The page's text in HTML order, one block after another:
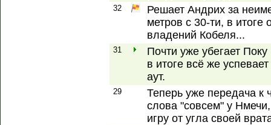
32
Решает Андрих за
метров с 30-ти, в
владений Кобеля...
31
Почти уже убегает
в итоге всё же
аут.
29
Теперь уже передача к
слова "совсем" у
игру от угла своей